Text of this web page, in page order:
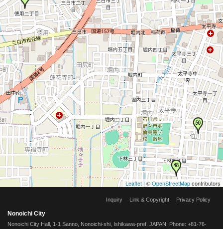
Leaflet| ©OpenStreetMapcontributors
Inquiry Link & Copyright Privacy Policy
Nonoichi City
Nonoichi City Hall, 1-1 Sanno, Nonoichi-shi, Ishikawa-pref. JAPAN. Phone: +81-76-